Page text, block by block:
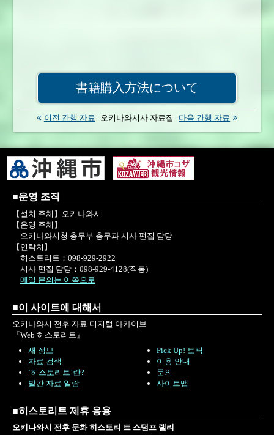
書籍購入方法について
이전 간행 자료 오키나와시사 자료집 다음 간행 자료
■운영 조직
【설치 주체】오키나와시
【운영 주체】
오키나와시청 총무부 총무과 시사 편집 담당
【연락처】
히스토리트：098-929-2922
시사 편집 담당：098-929-4128(직통)
메일 문의는 이쪽으로
■이 사이트에 대해서
오키나와시 전후 자료 디지털 아카이브
『Web 히스토리트』
새 정보
자료 검색
‘히스토리트’란?
발간 자료 일람
Pick Up! 토픽
이용 안내
문의
사이트맵
■히스토리트 제휴 응용
오키나와시 전후 문화 히스토리 트 스탬프 랠리